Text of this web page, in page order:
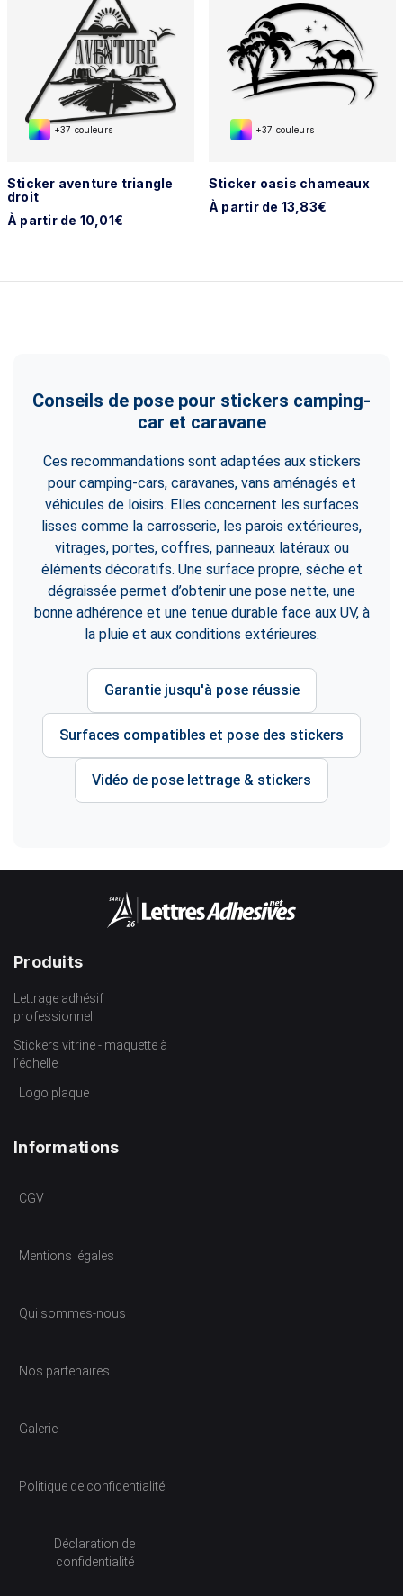
+37 couleurs
Sticker aventure triangle
droit
À partir de 10,01€
+37 couleurs
Sticker oasis chameaux
À partir de 13,83€
Conseils de pose pour stickers camping-
car et caravane
Ces recommandations sont adaptées aux stickers
pour camping-cars, caravanes, vans aménagés et
véhicules de loisirs. Elles concernent les surfaces
lisses comme la carrosserie, les parois extérieures,
vitrages, portes, coffres, panneaux latéraux ou
éléments décoratifs. Une surface propre, sèche et
dégraissée permet d’obtenir une pose nette, une
bonne adhérence et une tenue durable face aux UV, à
la pluie et aux conditions extérieures.
Garantie jusqu'à pose réussie
Surfaces compatibles et pose des stickers
Vidéo de pose lettrage & stickers
Produits
Lettrage adhésif
professionnel
Stickers vitrine - maquette à
l’échelle
Logo plaque
Informations
CGV
Mentions légales
Qui sommes-nous
Nos partenaires
Galerie
Politique de confidentialité
Déclaration de
confidentialité